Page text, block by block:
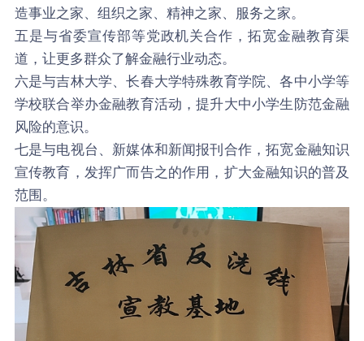
造事业之家、组织之家、精神之家、服务之家。
五是与省委宣传部等党政机关合作，拓宽金融教育渠
道，让更多群众了解金融行业动态。
六是与吉林大学、长春大学特殊教育学院、各中小学等
学校联合举办金融教育活动，提升大中小学生防范金融
风险的意识。
七是与电视台、新媒体和新闻报刊合作，拓宽金融知识
宣传教育，发挥广而告之的作用，扩大金融知识的普及
范围。